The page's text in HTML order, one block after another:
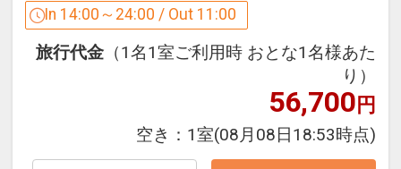
全客室にローラ アシュレイのバスアメニ
ティーをご用意。
イングリッシュガーデンのローズをイメ
ージした、さわやかで気品あふれる香
ホテルステイのひと時を、ローラ アシュ
In 14:00～24:00 / Out 11:00
旅行代金 （1名1室ご利用時 おとな1名様あた
り）
56,700円
空き： 1室(08月08日18:53時点)